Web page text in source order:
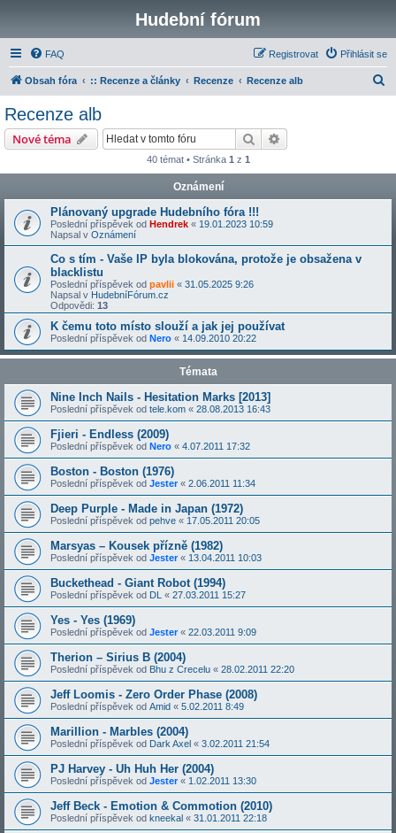
Hudební fórum
FAQ Přihlásit se
Registrovat
Obsah fóra :: Recenze a články Recenze Recenze alb
Recenze alb
Nové téma Hledat
40 témat • Stránka 1 z 1
Oznámení
Plánovaný upgrade Hudebního fóra !!!
Poslední příspěvek od Hendrek « 19.01.2023 10:59
Napsal v Oznámení
Co s tím - Vaše IP byla blokována, protože je obsažena v
blacklistu
Poslední příspěvek od pavlii « 31.05.2025 9:26
Napsal v HudebníFórum.cz
Odpovědi: 13
K čemu toto místo slouží a jak jej používat
Poslední příspěvek od Nero « 14.09.2010 20:22
Témata
Nine Inch Nails - Hesitation Marks [2013]
Poslední příspěvek od tele.kom « 28.08.2013 16:43
Fjieri - Endless (2009)
Poslední příspěvek od Nero « 4.07.2011 17:32
Boston - Boston (1976)
Poslední příspěvek od Jester« 2.06.2011 11:34
Deep Purple - Made in Japan (1972)
Poslední příspěvek od pehve « 17.05.2011 20:05
Marsyas – Kousek přízně (1982)
Poslední příspěvek od Jester« 13.04.2011 10:03
Buckethead - Giant Robot (1994)
Poslední příspěvek od DL « 27.03.2011 15:27
Yes - Yes (1969)
Poslední příspěvek od Jester« 22.03.2011 9:09
Therion – Sirius B (2004)
Poslední příspěvek od Bhu z Crecelu « 28.02.2011 22:20
Jeff Loomis - Zero Order Phase (2008)
Poslední příspěvek od Amid « 5.02.2011 8:49
Marillion - Marbles (2004)
Poslední příspěvek od Dark Axel « 3.02.2011 21:54
PJ Harvey - Uh Huh Her (2004)
Poslední příspěvek od Jester« 1.02.2011 13:30
Jeff Beck - Emotion & Commotion (2010)
Poslední příspěvek od kneekal « 31.01.2011 22:18